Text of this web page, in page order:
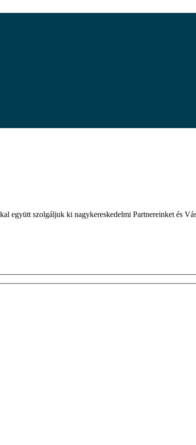
együtt szolgáljuk ki nagykereskedelmi Partnereinket és